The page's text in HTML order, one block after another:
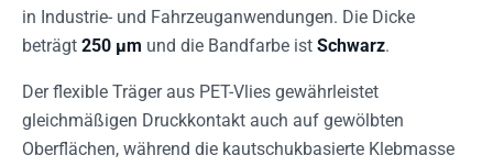
in Industrie- und Fahrzeuganwendungen. Die Dicke
beträgt 250 µm und die Bandfarbe ist Schwarz.
Der flexible Träger aus PET-Vlies gewährleistet
gleichmäßigen Druckkontakt auch auf gewölbten
Oberflächen, während die kautschukbasierte Klebmasse